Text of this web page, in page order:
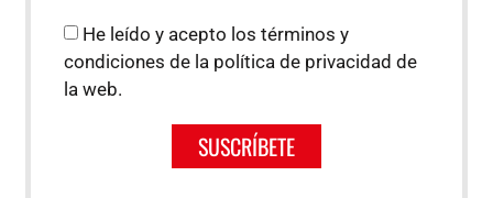
He leído y acepto los términos y
condiciones de la política de privacidad de
la web.
SUSCRÍBETE